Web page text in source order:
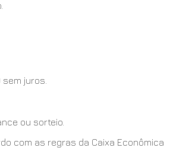
juros.
ou sorteio.
com as regras da Caixa Econômica